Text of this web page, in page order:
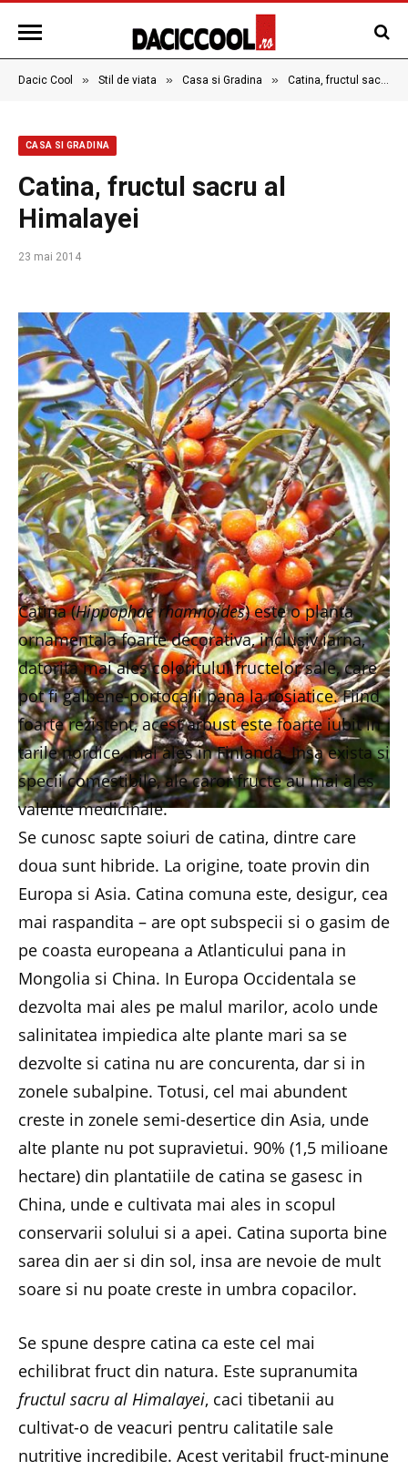
Dacic Cool » Stil de viata » Casa si Gradina » Catina, fructul sacru al Himalayei
CASA SI GRADINA
Catina, fructul sacru al
Himalayei
23 mai 2014
Catina (Hippophae rhamnoides) este o planta
ornamentala foarte decorativa, inclusiv iarna,
datorita mai ales coloritului fructelor sale, care
pot fi galbene-portocalii pana la rosiatice. Fiind
foarte rezistent, acest arbust este foarte iubit in
tarile nordice, mai ales in Finlanda. Insa exista si
specii comestibile, ale caror fructe au mai ales
valente medicinale.
Se cunosc sapte soiuri de catina, dintre care
doua sunt hibride. La origine, toate provin din
Europa si Asia. Catina comuna este, desigur, cea
mai raspandita – are opt subspecii si o gasim de
pe coasta europeana a Atlanticului pana in
Mongolia si China. In Europa Occidentala se
dezvolta mai ales pe malul marilor, acolo unde
salinitatea impiedica alte plante mari sa se
dezvolte si catina nu are concurenta, dar si in
zonele subalpine. Totusi, cel mai abundent
creste in zonele semi-desertice din Asia, unde
alte plante nu pot supravietui. 90% (1,5 milioane
hectare) din plantatiile de catina se gasesc in
China, unde e cultivata mai ales in scopul
conservarii solului si a apei. Catina suporta bine
sarea din aer si din sol, insa are nevoie de mult
soare si nu poate creste in umbra copacilor.
Se spune despre catina ca este cel mai
echilibrat fruct din natura. Este supranumita
fructul sacru al Himalayei, caci tibetanii au
cultivat-o de veacuri pentru calitatile sale
nutritive incredibile. Acest veritabil fruct-minune